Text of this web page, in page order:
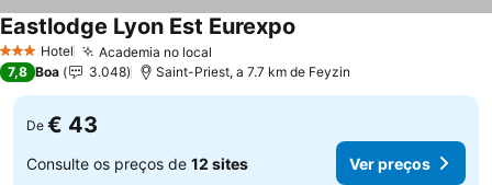
3 EstrelasHotel Academia no local
Eastlodge Lyon Est Eurexpo
7,8 Boa 3.048 Saint-Priest, a 7.7 km de Feyzin
De € 43
Consulte os preços de 12 sites Ver preços